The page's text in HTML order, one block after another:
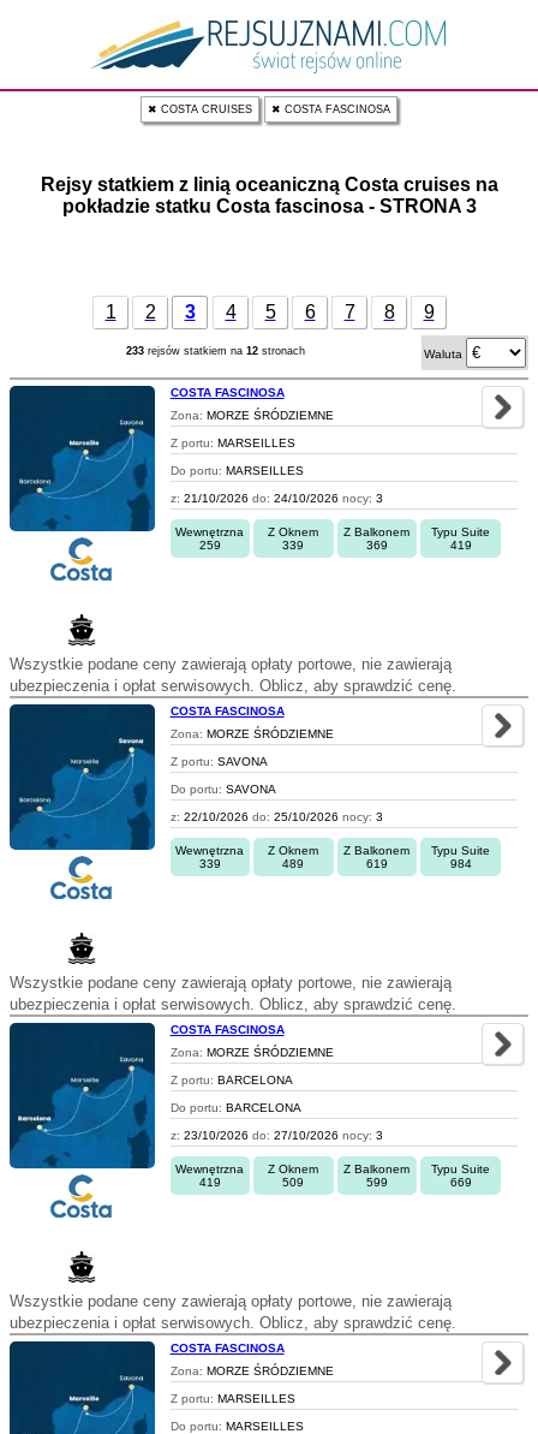
✖ COSTA CRUISES ✖ COSTA FASCINOSA
Rejsy statkiem z linią oceaniczną Costa cruises na
pokładzie statku Costa fascinosa - STRONA 3
1 2 3 4 5 6 7 8 9
233 rejsów statkiem na 12 stronach Waluta
COSTA FASCINOSA
Zona: MORZE ŚRÓDZIEMNE
Z portu: MARSEILLES
Do portu: MARSEILLES
z: 21/10/2026 do: 24/10/2026 nocy: 3
Wewnętrzna
259
Z Oknem
339
Z Balkonem
369
Typu Suite
419
Wszystkie podane ceny zawierają opłaty portowe, nie zawierają
ubezpieczenia i opłat serwisowych. Oblicz, aby sprawdzić cenę.
COSTA FASCINOSA
Zona: MORZE ŚRÓDZIEMNE
Z portu: SAVONA
Do portu: SAVONA
z: 22/10/2026 do: 25/10/2026 nocy: 3
Wewnętrzna
339
Z Oknem
489
Z Balkonem
619
Typu Suite
984
Wszystkie podane ceny zawierają opłaty portowe, nie zawierają
ubezpieczenia i opłat serwisowych. Oblicz, aby sprawdzić cenę.
COSTA FASCINOSA
Zona: MORZE ŚRÓDZIEMNE
Z portu: BARCELONA
Do portu: BARCELONA
z: 23/10/2026 do: 27/10/2026 nocy: 3
Wewnętrzna
419
Z Oknem
509
Z Balkonem
599
Typu Suite
669
Wszystkie podane ceny zawierają opłaty portowe, nie zawierają
ubezpieczenia i opłat serwisowych. Oblicz, aby sprawdzić cenę.
COSTA FASCINOSA
Zona: MORZE ŚRÓDZIEMNE
Z portu: MARSEILLES
Do portu: MARSEILLES